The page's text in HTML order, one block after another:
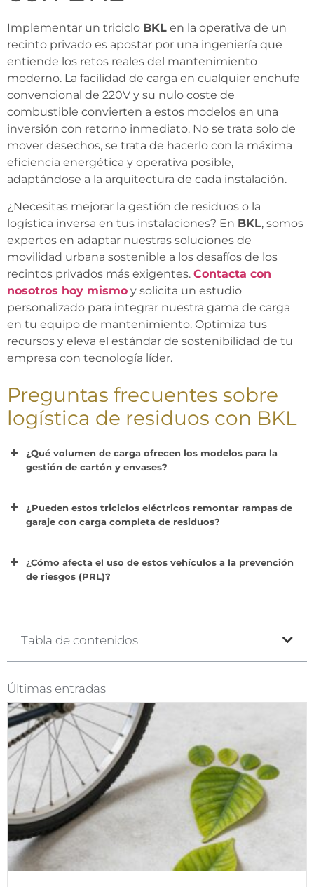
Implementar un triciclo BKL en la operativa de un
recinto privado es apostar por una ingeniería que
entiende los retos reales del mantenimiento
moderno. La facilidad de carga en cualquier enchufe
convencional de 220V y su nulo coste de
combustible convierten a estos modelos en una
inversión con retorno inmediato. No se trata solo de
mover desechos, se trata de hacerlo con la máxima
eficiencia energética y operativa posible,
adaptándose a la arquitectura de cada instalación.
¿Necesitas mejorar la gestión de residuos o la
logística inversa en tus instalaciones? En BKL, somos
expertos en adaptar nuestras soluciones de
movilidad urbana sostenible a los desafíos de los
recintos privados más exigentes. Contacta con
nosotros hoy mismo y solicita un estudio
personalizado para integrar nuestra gama de carga
en tu equipo de mantenimiento. Optimiza tus
recursos y eleva el estándar de sostenibilidad de tu
empresa con tecnología líder.
Preguntas frecuentes sobre
logística de residuos con BKL
¿Qué volumen de carga ofrecen los modelos para la
gestión de cartón y envases?
¿Pueden estos triciclos eléctricos remontar rampas de
garaje con carga completa de residuos?
¿Cómo afecta el uso de estos vehículos a la prevención
de riesgos (PRL)?
Tabla de contenidos
Últimas entradas